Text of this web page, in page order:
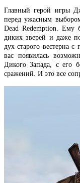
Главный герой игры
перед ужасным
Dead Redemption. Ему
диких зверей и даже
дух старого вестерна
вас появилась
Дикого Запада, с его
сражений. И это все